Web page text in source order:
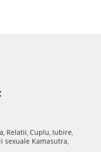
, Relatii, Cuplu, Iubire,
sexuale Kamasutra,